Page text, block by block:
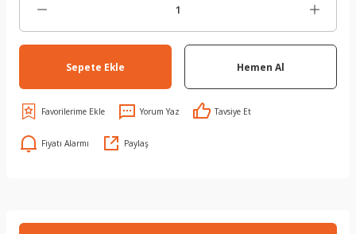
Sepete Ekle Hemen Al
Yorum Yaz Tavsiye Et
Fiyatı Alarmı Paylaş